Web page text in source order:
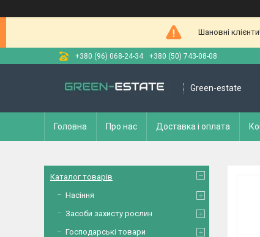
Шановні
+380 (96) 068-24-34 +380 (50) 743-08-08
Green-estate
Головна Про нас Доставка і оплата
Каталог товарів
Насіння
Засоби захисту рослин
Господарські товари